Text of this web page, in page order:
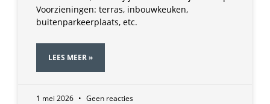
Voorzieningen: terras, inbouwkeuken,
buitenparkeerplaats, etc.
LEES MEER »
1 mei 2026 Geen reacties